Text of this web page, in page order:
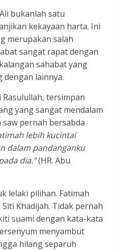
bukanlah satu
kekayaan harta. Ini
merupakan salah
sangat rapat dengan
sahabat yang
dengan lainnya.
tersimpan
yang sangat mendalam
pernah bersabda
lebih kucintai
dalam pandanganku
dia.”(HR. Abu
lelaki pilihan. Fatimah
Khadijah. Tidak pernah
suami dengan kata-kata
menyambut
hilang separuh